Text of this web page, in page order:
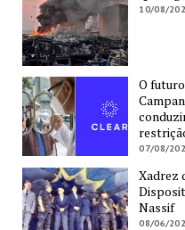
10/08/
O futuro
07/08/
Xadrez
Nassif
08/06/